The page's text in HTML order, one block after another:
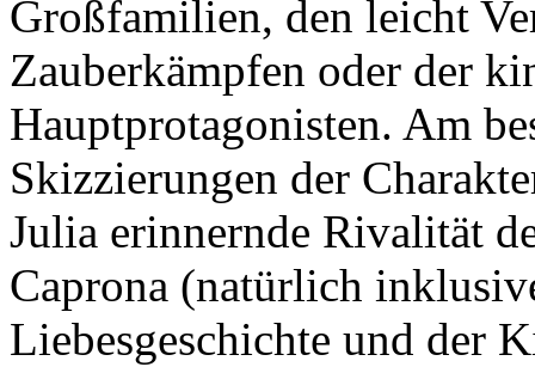
Großfamilien, den leicht
Zauberkämpfen oder der
Hauptprotagonisten. Am
Skizzierungen der
Julia erinnernde Rivalität
Caprona (natürlich
Liebesgeschichte und der